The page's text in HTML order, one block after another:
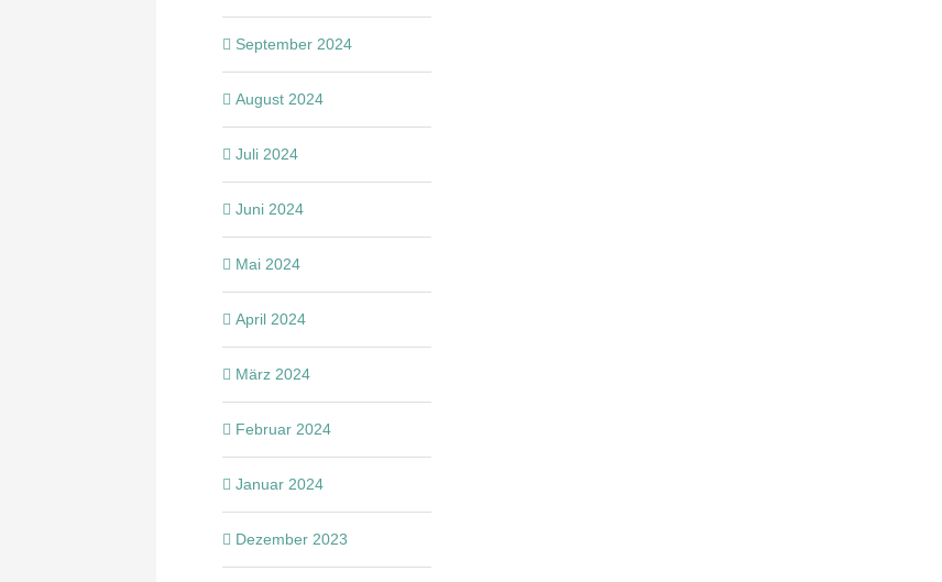
September 2024
August 2024
Juli 2024
Juni 2024
Mai 2024
April 2024
März 2024
Februar 2024
Januar 2024
Dezember 2023